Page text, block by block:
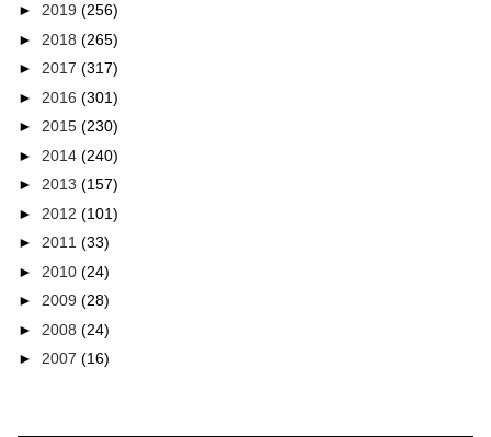
► 2019 (256)
► 2018 (265)
► 2017 (317)
► 2016 (301)
► 2015 (230)
► 2014 (240)
► 2013 (157)
► 2012 (101)
► 2011 (33)
► 2010 (24)
► 2009 (28)
► 2008 (24)
► 2007 (16)